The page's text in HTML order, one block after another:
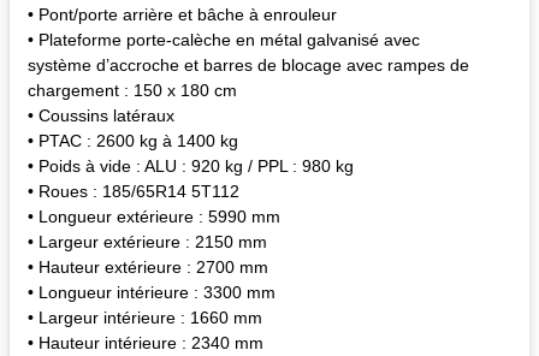
• Pont/porte arrière et bâche à enrouleur
• Plateforme porte-calèche en métal galvanisé avec
système d’accroche et barres de blocage avec rampes de
chargement : 150 x 180 cm
• Coussins latéraux
• PTAC : 2600 kg à 1400 kg
• Poids à vide : ALU : 920 kg / PPL : 980 kg
• Roues : 185/65R14 5T112
• Longueur extérieure : 5990 mm
• Largeur extérieure : 2150 mm
• Hauteur extérieure : 2700 mm
• Longueur intérieure : 3300 mm
• Largeur intérieure : 1660 mm
• Hauteur intérieure : 2340 mm